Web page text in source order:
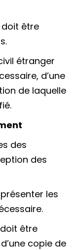
doit être
étranger
d’une
de laquelle
des
des
les
être
copie de